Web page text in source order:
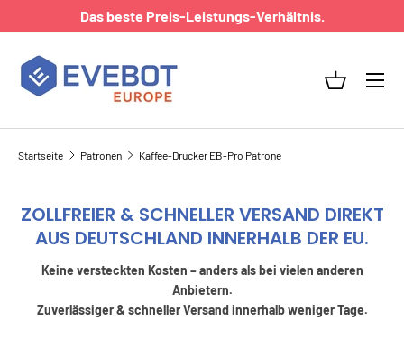
DIREKT ZUM INHALT
Das beste Preis-Leistungs-Verhältnis.
Menü
Startseite Patronen Kaffee-Drucker EB-Pro Patrone
ZOLLFREIER & SCHNELLER VERSAND DIREKT
AUS DEUTSCHLAND INNERHALB DER EU.
Keine versteckten Kosten – anders als bei vielen anderen
Anbietern.
Zuverlässiger & schneller Versand innerhalb weniger Tage.